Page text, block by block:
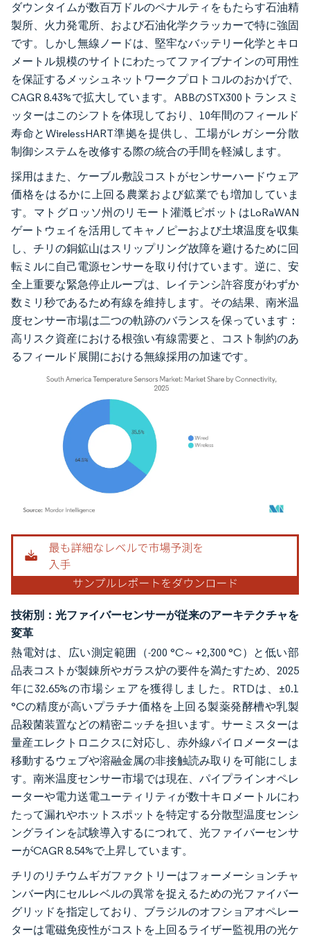
ダウンタイムが数百万ドルのペナルティをもたらす石油精
製所、火力発電所、および石油化学クラッカーで特に強固
です。しかし無線ノードは、堅牢なバッテリー化学とキロ
メートル規模のサイトにわたってファイブナインの可用性
を保証するメッシュネットワークプロトコルのおかげで、
CAGR 8.43%で拡大しています。ABBのSTX300トランスミ
ッターはこのシフトを体現しており、10年間のフィールド
寿命とWirelessHART準拠を提供し、工場がレガシー分散
制御システムを改修する際の統合の手間を軽減します。
採用はまた、ケーブル敷設コストがセンサーハードウェア
価格をはるかに上回る農業および鉱業でも増加していま
す。マトグロッソ州のリモート灌漑ピボットはLoRaWAN
ゲートウェイを活用してキャノピーおよび土壌温度を収集
し、チリの銅鉱山はスリップリング故障を避けるために回
転ミルに自己電源センサーを取り付けています。逆に、安
全上重要な緊急停止ループは、レイテンシ許容度がわずか
数ミリ秒であるため有線を維持します。その結果、南米温
度センサー市場は二つの軌跡のバランスを保っています：
高リスク資産における根強い有線需要と、コスト制約のあ
るフィールド展開における無線採用の加速です。
画像 © Mordor Intelligence。再利用にはCC BY 4.0の表示が必要です。
技術別：光ファイバーセンサーが従来のアーキテクチャを
変革
熱電対は、広い測定範囲（-200 °C～+2,300 °C）と低い部
品表コストが製錬所やガラス炉の要件を満たすため、2025
年に32.65%の市場シェアを獲得しました。RTDは、±0.1
°Cの精度が高いプラチナ価格を上回る製薬発酵槽や乳製
品殺菌装置などの精密ニッチを担います。サーミスターは
量産エレクトロニクスに対応し、赤外線パイロメーターは
移動するウェブや溶融金属の非接触読み取りを可能にしま
す。南米温度センサー市場では現在、パイプラインオペレ
ーターや電力送電ユーティリティが数十キロメートルにわ
たって漏れやホットスポットを特定する分散型温度センシ
ングラインを試験導入するにつれて、光ファイバーセンサ
ーがCAGR 8.54%で上昇しています。
チリのリチウムギガファクトリーはフォーメーションチャ
ンバー内にセルレベルの異常を捉えるための光ファイバー
グリッドを指定しており、ブラジルのオフショアオペレー
ターは電磁免疫性がコストを上回るライザー監視用の光ケ